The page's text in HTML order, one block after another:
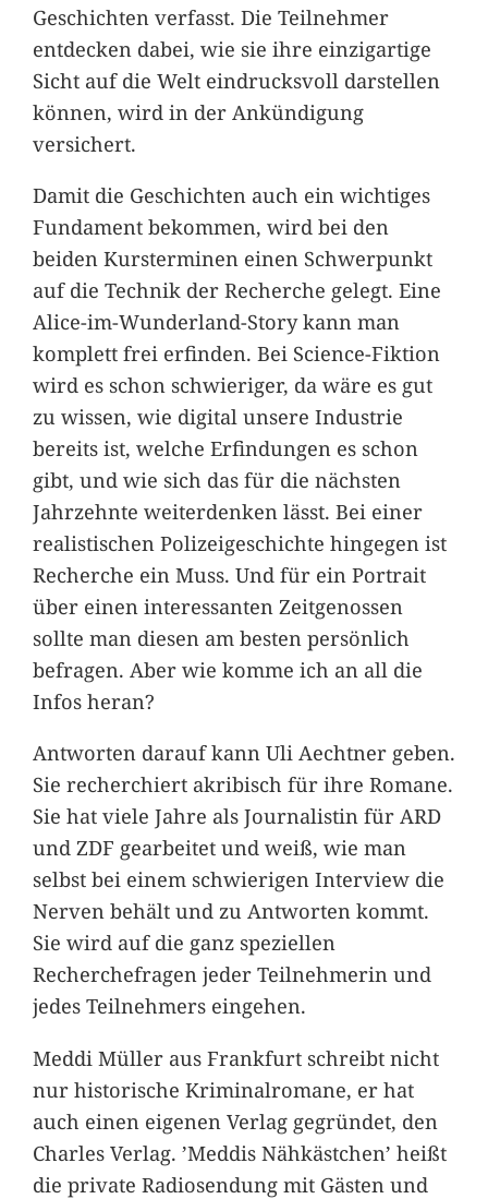
Geschichten verfasst. Die Teilnehmer
entdecken dabei, wie sie ihre einzigartige
Sicht auf die Welt eindrucksvoll darstellen
können, wird in der Ankündigung
versichert.
Damit die Geschichten auch ein wichtiges
Fundament bekommen, wird bei den
beiden Kursterminen einen Schwerpunkt
auf die Technik der Recherche gelegt. Eine
Alice-im-Wunderland-Story kann man
komplett frei erfinden. Bei Science-Fiktion
wird es schon schwieriger, da wäre es gut
zu wissen, wie digital unsere Industrie
bereits ist, welche Erfindungen es schon
gibt, und wie sich das für die nächsten
Jahrzehnte weiterdenken lässt. Bei einer
realistischen Polizeigeschichte hingegen ist
Recherche ein Muss. Und für ein Portrait
über einen interessanten Zeitgenossen
sollte man diesen am besten persönlich
befragen. Aber wie komme ich an all die
Infos heran?
Antworten darauf kann Uli Aechtner geben.
Sie recherchiert akribisch für ihre Romane.
Sie hat viele Jahre als Journalistin für ARD
und ZDF gearbeitet und weiß, wie man
selbst bei einem schwierigen Interview die
Nerven behält und zu Antworten kommt.
Sie wird auf die ganz speziellen
Recherchefragen jeder Teilnehmerin und
jedes Teilnehmers eingehen.
Meddi Müller aus Frankfurt schreibt nicht
nur historische Kriminalromane, er hat
auch einen eigenen Verlag gegründet, den
Charles Verlag. ’Meddis Nähkästchen’ heißt
die private Radiosendung mit Gästen und